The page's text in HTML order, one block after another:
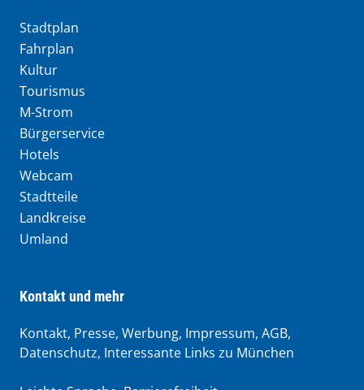
Stadtplan
Fahrplan
Kultur
Tourismus
M-Strom
Bürgerservice
Hotels
Webcam
Stadtteile
Landkreise
Umland
Kontakt und mehr
Kontakt, Presse, Werbung, Impressum, AGB,
Datenschutz, Interessante Links zu München